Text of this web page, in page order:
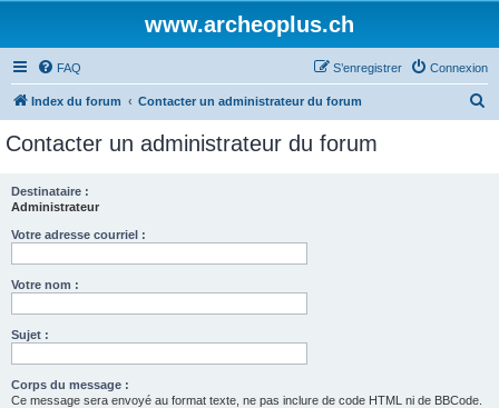
www.archeoplus.ch
FAQ Connexion
S’enregistrer
Index du forum Contacter un administrateur du forum
Contacter un administrateur du forum
Destinataire :
Administrateur
Votre adresse courriel :
Votre nom :
Sujet :
Corps du message :
Ce message sera envoyé au format texte, ne pas inclure de code HTML ni de BBCode.